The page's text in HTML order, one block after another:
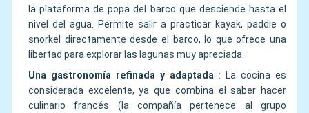
la plataforma de popa del barco que desciende hasta el
nivel del agua. Permite salir a practicar kayak, paddle o
snorkel directamente desde el barco, lo que ofrece una
libertad para explorar las lagunas muy apreciada.
Una gastronomía refinada y adaptada :
La cocina es
considerada excelente, ya que combina el saber hacer
culinario francés (la compañía pertenece al grupo